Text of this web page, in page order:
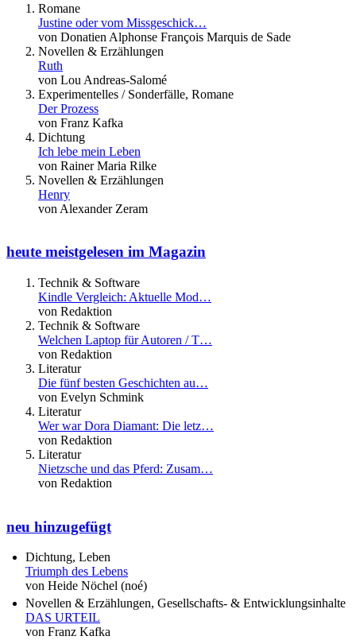
Romane
Justine oder vom Missgeschick…
von Donatien Alphonse François Marquis de Sade
Novellen & Erzählungen
Ruth
von Lou Andreas-Salomé
Experimentelles / Sonderfälle, Romane
Der Prozess
von Franz Kafka
Dichtung
Ich lebe mein Leben
von Rainer Maria Rilke
Novellen & Erzählungen
Henry
von Alexander Zeram
heute meistgelesen im Magazin
Technik & Software
Kindle Vergleich: Aktuelle Mod…
von Redaktion
Technik & Software
Welchen Laptop für Autoren / T…
von Redaktion
Literatur
Die fünf besten Geschichten au…
von Evelyn Schmink
Literatur
Wer war Dora Diamant: Die letz…
von Redaktion
Literatur
Nietzsche und das Pferd: Zusam…
von Redaktion
neu hinzugefügt
Dichtung, Leben
Triumph des Lebens
von Heide Nöchel (noé)
Novellen & Erzählungen, Gesellschafts- & Entwicklungsinhalte
DAS URTEIL
von Franz Kafka